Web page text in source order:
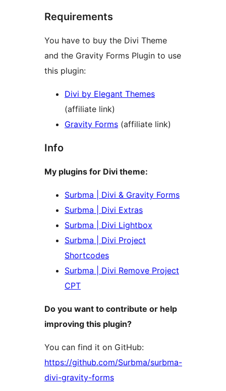
Requirements
You have to buy the Divi Theme
and the Gravity Forms Plugin to use
this plugin:
Divi by Elegant Themes
(affiliate link)
Gravity Forms (affiliate link)
Info
My plugins for Divi theme:
Surbma | Divi & Gravity Forms
Surbma | Divi Extras
Surbma | Divi Lightbox
Surbma | Divi Project
Shortcodes
Surbma | Divi Remove Project
CPT
Do you want to contribute or help
improving this plugin?
You can find it on GitHub:
https://github.com/Surbma/surbma-
divi-gravity-forms